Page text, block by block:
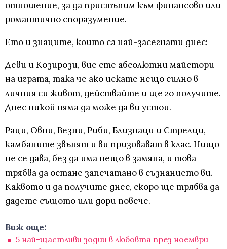
отношение, за да пристъпим към финансово или
романтично споразумение.
Ето и знаците, които са най-засегнати днес:
Деви и Козирози, вие сте абсолютни майстори
на играта, така че ако искате нещо силно в
личния си живот, действайте и ще го получите.
Днес никой няма да може да ви устои.
Раци, Овни, Везни, Риби, Близнаци и Стрелци,
камбаните звънят и ви призовават в клас. Нищо
не се дава, без да има нещо в замяна, и това
трябва да остане запечатано в съзнанието ви.
Каквото и да получите днес, скоро ще трябва да
дадете същото или дори повече.
Виж още:
5 най-щастливи зодии в любовта през ноември